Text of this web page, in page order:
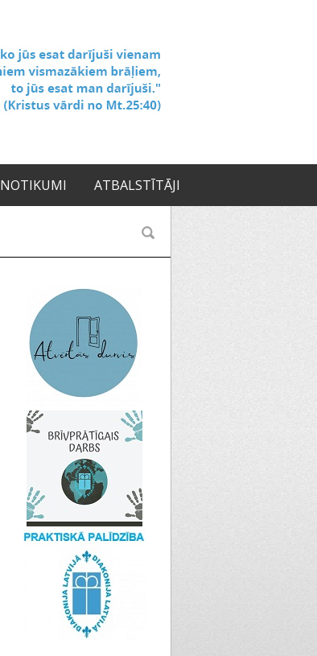
NOTIKUMI ATBALSTĪTĀJI